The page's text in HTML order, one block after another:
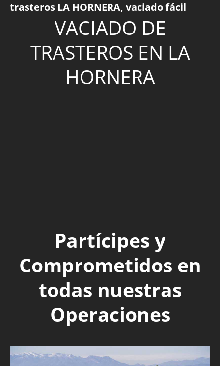
trasteros LA HORNERA, vaciado fácil
VACIADO DE
TRASTEROS EN LA
HORNERA
Partícipes y
Comprometidos en
todas nuestras
Operaciones